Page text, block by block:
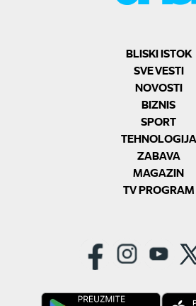
BLISKI ISTOK
SVE VESTI
NOVOSTI
BIZNIS
SPORT
TEHNOLOGIJA
ZABAVA
MAGAZIN
TV PROGRAM